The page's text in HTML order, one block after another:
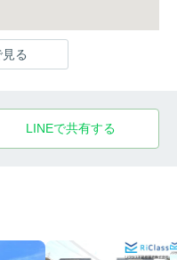
る
LINEで共有する